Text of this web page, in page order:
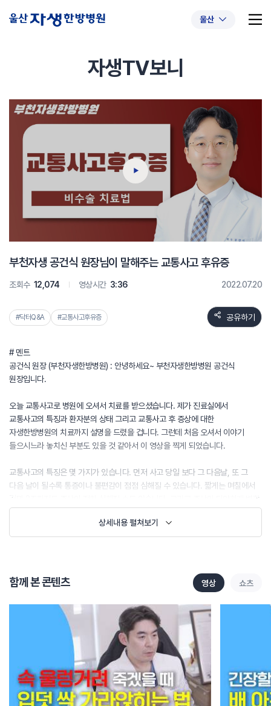
울산
추천 검색어 #초음파약침
#허리디스크 #목디스크
#추나요법
자생TV보니
부천자생 공건식 원장님이 말해주는 교통사고 후유증
조회수 12,074 영상시간 3:36 2022.07.20
#닥터Q&A #교통사고후유증 공유하기
# 멘트
공건식 원장 (부천자생한방병원) : 안녕하세요~ 부천자생한방병원 공건식
원장입니다.
오늘 교통사고로 병원에 오셔서 치료를 받으셨습니다. 제가 진료실에서
교통사고의 특징과 환자분의 상태 그리고 교통사고 후 증상에 대한
자생한방병원의 치료까지 설명을 드렸을 겁니다. 그런데 처음 오셔서 이야기
들으시느라 놓치신 부분도 있을 것 같아서 이 영상을 찍게 되었습니다.
교통사고의 특징은 몇 가지가 있습니다. 먼저 사고 당일 보다 그 다음날, 또 그
다음 날이 될수록 통증이나 불편감이 점점 심해질 수 있습니다. 짧게는 며칠에서
길면 2주까지도 증상이 점차 심해질 수도 있습니다. 그리고 증상이 다양하게 변할
수 있습니다. 목만 아프시던 분이 허리를 아파하시기도 하고 왼쪽 위주로 아프던
분이 오른쪽이 아프기도 합니다. 그리고 목허리의 통증 뿐만 아니라 두통,
어지러움, 소화불량, 피로, 불안, 불면증 등등 다양한 질환을 호소하십니다. 그래서
이렇게 증상이 점차 심해지고 변하는 특징 때문에, 처음에 최대한 안정을 취하면서
치료를 잘 받으셔야 합니다. 가능하면 입원치료도 고려해보시는 게 좋습니다.
1주일 내외로 입원하시면서 초반에 안정을 취하는 게 교통사고 후유증 예방에도
좋습니다. 입원치료가 어려운 상황이라면 최대한 자주 내원하셔서 증상을
관리하는 게 좋습니다.
교통사고 환자분들에게 한약치료를 하고 있습니다. 자생의 한약은 교통사고 이후
나타날 수 있는 통증, 불안, 피로, 두통, 불면 등 다양한 증상을 치료할 수 있는
9가지 이상의 맞춤 한약을 제공합니다. 이러한 한약은 언제든지 복용하면 건강에
상세내용 펼쳐보기
함께 본 콘텐츠 영상 쇼츠